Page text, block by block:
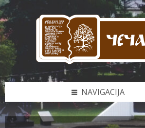
Skip
to
content
Skip
to
left
sidebar
Skip
to
footer
NAVIGACIJA